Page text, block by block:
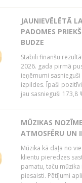
JAUNIEVĒLĒTĀ
PADOMES
BUDZE
Stabili finanšu
2026. gada pirmā
ieņēmumi
izpildes. Īpaši
jau sasnieguši 173,8
MŪZIKAS
ATMOSFĒRU UN
Mūzika kā daļa no
klientu pieredzes
pamatu, taču
piesaisti. Pētījumi